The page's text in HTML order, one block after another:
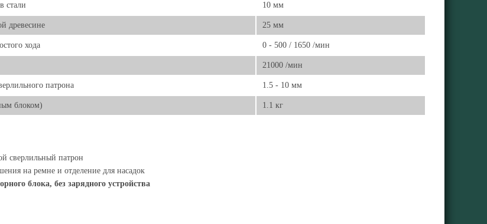
стали 10 мм
древесине 25 мм
хода 0 - 500 / 1650 /мин
21000 /мин
патрона 1.5 - 10 мм
блоком) 1.1 кг
сверлильный патрон
на ремне и отделение для насадок
блока, без зарядного устройства